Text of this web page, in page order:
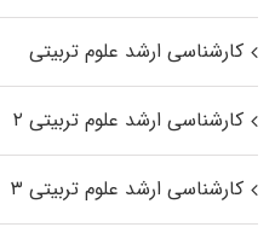
کارشناسی ارشد علوم تربیتی
کارشناسی ارشد علوم تربیتی ۲
کارشناسی ارشد علوم تربیتی ۳